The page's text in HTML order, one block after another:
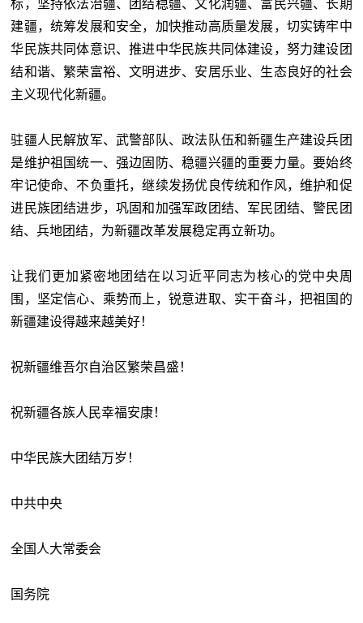
标，坚持依法治疆、团结稳疆、文化润疆、富民兴疆、长期
建疆，统筹发展和安全，加快推动高质量发展，切实铸牢中
华民族共同体意识、推进中华民族共同体建设，努力建设团
结和谐、繁荣富裕、文明进步、安居乐业、生态良好的社会
主义现代化新疆。
驻疆人民解放军、武警部队、政法队伍和新疆生产建设兵团
是维护祖国统一、强边固防、稳疆兴疆的重要力量。要始终
牢记使命、不负重托，继续发扬优良传统和作风，维护和促
进民族团结进步，巩固和加强军政团结、军民团结、警民团
结、兵地团结，为新疆改革发展稳定再立新功。
让我们更加紧密地团结在以习近平同志为核心的党中央周
围，坚定信心、乘势而上，锐意进取、实干奋斗，把祖国的
新疆建设得越来越美好！
祝新疆维吾尔自治区繁荣昌盛！
祝新疆各族人民幸福安康！
中华民族大团结万岁！
中共中央
全国人大常委会
国务院